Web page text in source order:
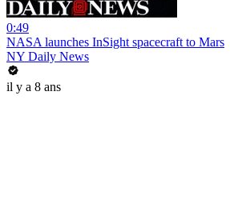
0:49
NASA launches InSight spacecraft to Mars
NY Daily News
il y a 8 ans